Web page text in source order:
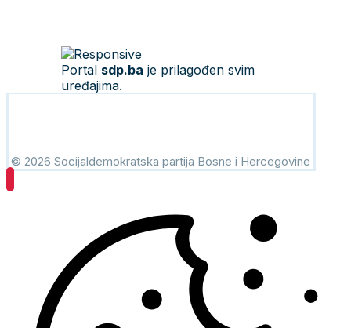
Portal sdp.ba je prilagođen svim
uređajima.
© 2026 Socijaldemokratska partija Bosne i Hercegovine